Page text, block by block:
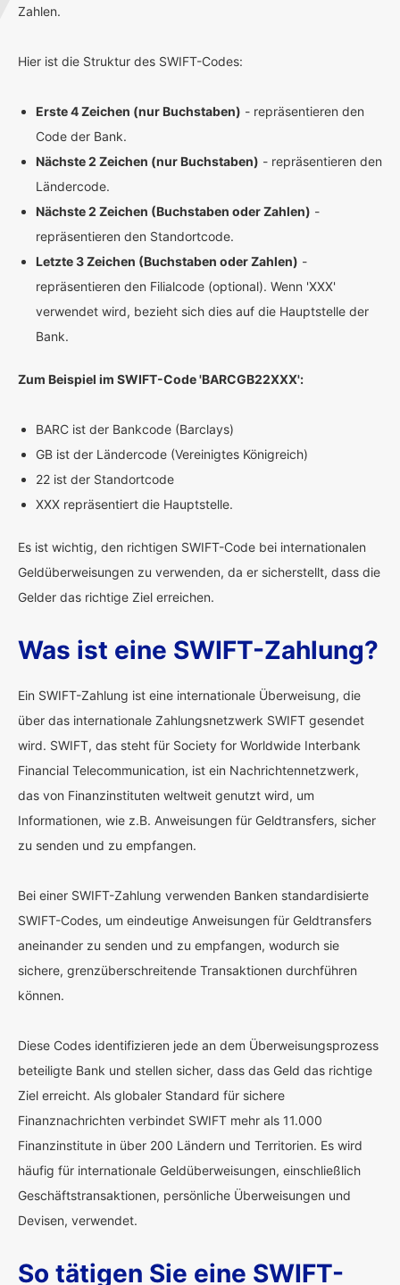
Zahlen.
Hier ist die Struktur des SWIFT-Codes:
Erste 4 Zeichen (nur Buchstaben) - repräsentieren den
Code der Bank.
Nächste 2 Zeichen (nur Buchstaben) - repräsentieren den
Ländercode.
Nächste 2 Zeichen (Buchstaben oder Zahlen) -
repräsentieren den Standortcode.
Letzte 3 Zeichen (Buchstaben oder Zahlen) -
repräsentieren den Filialcode (optional). Wenn 'XXX'
verwendet wird, bezieht sich dies auf die Hauptstelle der
Bank.
Zum Beispiel im SWIFT-Code 'BARCGB22XXX':
BARC ist der Bankcode (Barclays)
GB ist der Ländercode (Vereinigtes Königreich)
22 ist der Standortcode
XXX repräsentiert die Hauptstelle.
Es ist wichtig, den richtigen SWIFT-Code bei internationalen
Geldüberweisungen zu verwenden, da er sicherstellt, dass die
Gelder das richtige Ziel erreichen.
Was ist eine SWIFT-Zahlung?
Ein SWIFT-Zahlung ist eine internationale Überweisung, die
über das internationale Zahlungsnetzwerk SWIFT gesendet
wird. SWIFT, das steht für Society for Worldwide Interbank
Financial Telecommunication, ist ein Nachrichtennetzwerk,
das von Finanzinstituten weltweit genutzt wird, um
Informationen, wie z.B. Anweisungen für Geldtransfers, sicher
zu senden und zu empfangen.
Bei einer SWIFT-Zahlung verwenden Banken standardisierte
SWIFT-Codes, um eindeutige Anweisungen für Geldtransfers
aneinander zu senden und zu empfangen, wodurch sie
sichere, grenzüberschreitende Transaktionen durchführen
können.
Diese Codes identifizieren jede an dem Überweisungsprozess
beteiligte Bank und stellen sicher, dass das Geld das richtige
Ziel erreicht. Als globaler Standard für sichere
Finanznachrichten verbindet SWIFT mehr als 11.000
Finanzinstitute in über 200 Ländern und Territorien. Es wird
häufig für internationale Geldüberweisungen, einschließlich
Geschäftstransaktionen, persönliche Überweisungen und
Devisen, verwendet.
So tätigen Sie eine SWIFT-